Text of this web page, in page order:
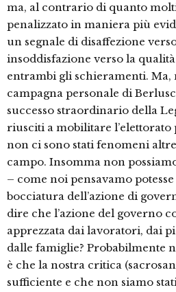
ma, al contrario di quanto
penalizzato in maniera più
un segnale di disaffezione
insoddisfazione verso la
entrambi gli schieramenti. Ma,
campagna personale di
successo straordinario della
riusciti a mobilitare
non ci sono stati fenomeni
campo. Insomma non
– come noi pensavamo
bocciatura dell’azione di
dire che l’azione del governo
apprezzata dai lavoratori, dai
dalle famiglie? Probabilmente
è che la nostra critica
sufficiente e che non siamo